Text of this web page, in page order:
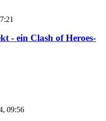
- ein Clash of Heroes-
09:56